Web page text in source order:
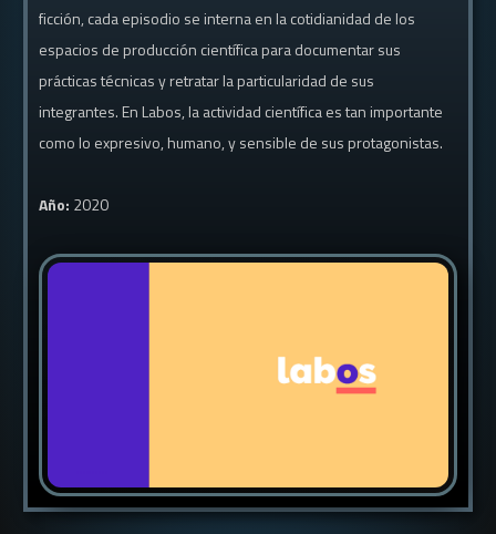
ficción, cada episodio se interna en la cotidianidad de los
espacios de producción científica para documentar sus
prácticas técnicas y retratar la particularidad de sus
integrantes. En Labos, la actividad científica es tan importante
como lo expresivo, humano, y sensible de sus protagonistas.
Año: 2020